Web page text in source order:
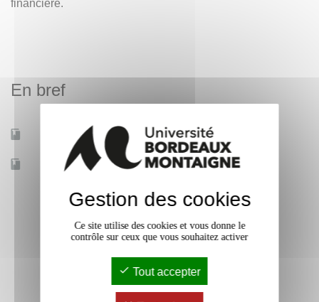
financière.
En bref
Mobilité d'études Oui
Accessible à distance Non
Gestion des cookies
Ce site utilise des cookies et vous donne le
contrôle sur ceux que vous souhaitez activer
Tout accepter